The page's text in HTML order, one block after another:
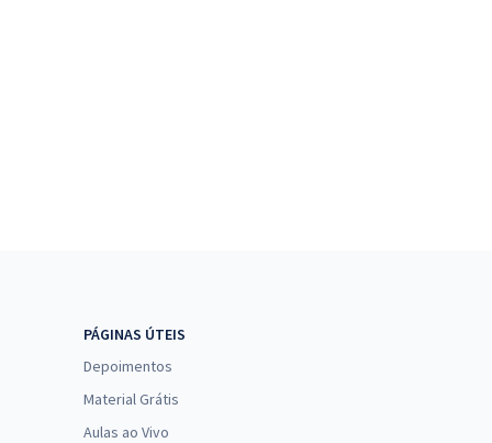
PÁGINAS ÚTEIS
Depoimentos
Material Grátis
Aulas ao Vivo